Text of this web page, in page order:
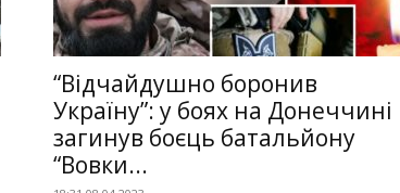
“Відчайдушно боронив
Україну”: у боях на Донеччині
загинув боєць батальйону
“Вовки...